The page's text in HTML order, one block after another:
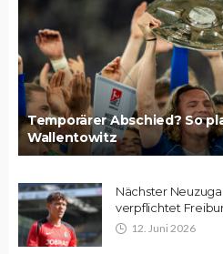
Temporärer Abschied? So
Wallentowitz
Nächster
verpflichtet
12. Juni 2026